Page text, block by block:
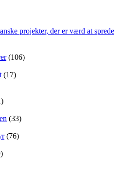
projekter, der er værd at sprede
(106)
(17)
(33)
(76)